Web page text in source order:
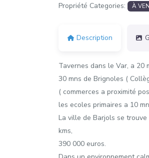
Propriété Categories: À
Description
Tavernes dans le Var, a 20
30 mns de Brignoles (
( commerces a proximité
les ecoles primaires a 10
La ville de Barjols se
kms,
390 000 euros.